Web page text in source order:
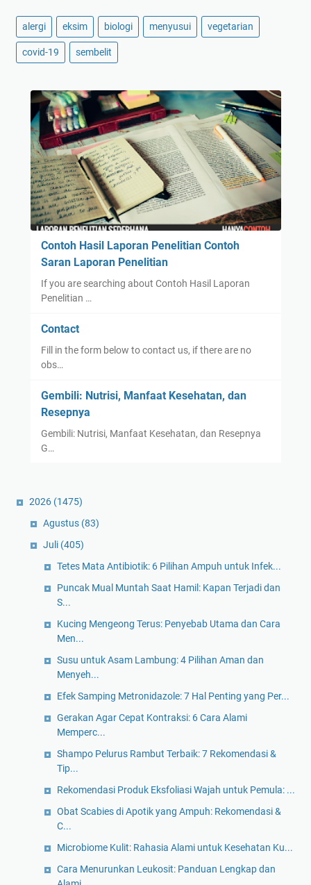
alergi eksim biologi menyusui vegetarian
covid-19 sembelit
Contoh Hasil Laporan Penelitian Contoh
Saran Laporan Penelitian
If you are searching about Contoh Hasil Laporan
Penelitian …
Contact
Fill in the form below to contact us, if there are no
obs…
Gembili: Nutrisi, Manfaat Kesehatan, dan
Resepnya
Gembili: Nutrisi, Manfaat Kesehatan, dan Resepnya
G…
2026 (1475)
Agustus (83)
Juli (405)
Tetes Mata Antibiotik: 6 Pilihan Ampuh untuk Infek...
Puncak Mual Muntah Saat Hamil: Kapan Terjadi dan
S...
Kucing Mengeong Terus: Penyebab Utama dan Cara
Men...
Susu untuk Asam Lambung: 4 Pilihan Aman dan
Menyeh...
Efek Samping Metronidazole: 7 Hal Penting yang Per...
Gerakan Agar Cepat Kontraksi: 6 Cara Alami
Memperc...
Shampo Pelurus Rambut Terbaik: 7 Rekomendasi &
Tip...
Rekomendasi Produk Eksfoliasi Wajah untuk Pemula: ...
Obat Scabies di Apotik yang Ampuh: Rekomendasi &
C...
Microbiome Kulit: Rahasia Alami untuk Kesehatan Ku...
Cara Menurunkan Leukosit: Panduan Lengkap dan